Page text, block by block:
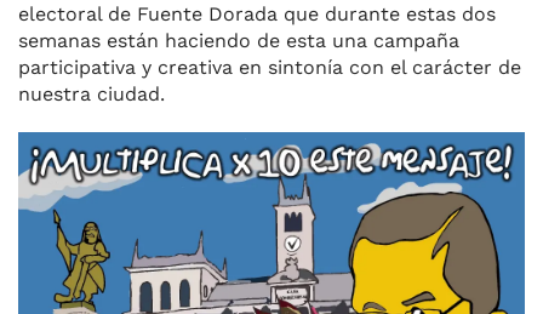
electoral de Fuente Dorada que durante estas dos
semanas están haciendo de esta una campaña
participativa y creativa en sintonía con el carácter de
nuestra ciudad.